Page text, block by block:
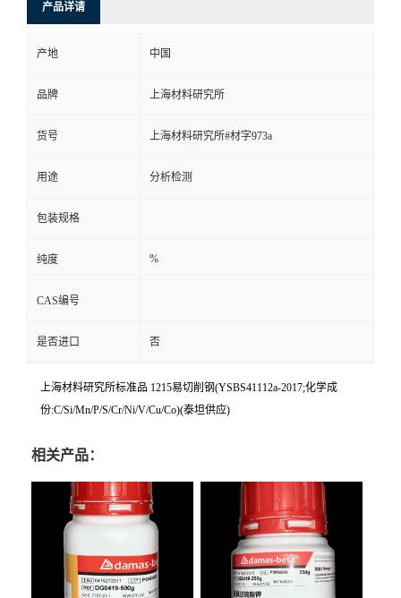
产品详请
产地 中国
品牌 上海材料研究所
货号 上海材料研究所#材字973a
用途 分析检测
包装规格
纯度 %
CAS编号
是否进口 否
上海材料研究所标准品 1215易切削钢(YSBS41112a-2017;化学成
份:C/Si/Mn/P/S/Cr/Ni/V/Cu/Co)(泰坦供应)
相关产品：